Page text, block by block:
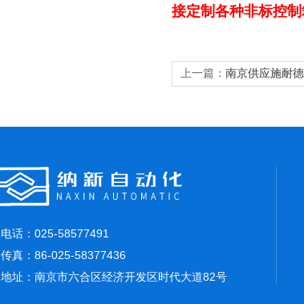
接定制各种非标控制
上一篇： 南京供应施耐
电话：025-58577491
传真：86-025-58377436
地址：南京市六合区经济开发区时代大道82号